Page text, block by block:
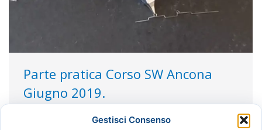
Gestisci Consenso
Parte pratica Corso SW Ancona
Giugno 2019.